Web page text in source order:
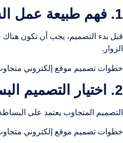
1. فهم طبيعة عمل الشركة واحتياجات العملاء
قبل بدء التصميم، يجب أن تكون هناك
الزوار.
خطوات تصميم موقع إلكتروني متجاوب
2. اختيار التصميم البسيط والعملي
التصميم المتجاوب يعتمد على
خطوات تصميم موقع إلكتروني